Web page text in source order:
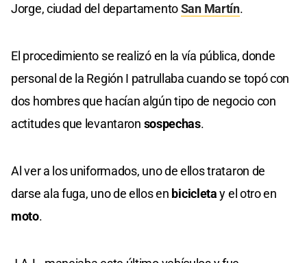
Jorge, ciudad del departamentoSan Martín.
El procedimiento se realizó en la vía pública, donde
personal de la Región I patrullaba cuando se topó con
dos hombres que hacían algún tipo de negocio con
actitudes que levantaron sospechas.
Al ver a los uniformados, uno de ellos trataron de
darse ala fuga, uno de ellos en bicicletay el otro en
moto.